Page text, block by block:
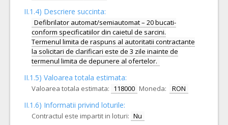
II.1.4) Descriere succinta:
Defibrilator automat/semiautomat – 20 bucati-
conform specificatiilor din caietul de sarcini.
Termenul limita de raspuns al autoritatii contractante
la solicitari de clarificari este de 3 zile inainte de
termenul limita de depunere al ofertelor.
II.1.5) Valoarea totala estimata:
Valoarea totala estimata: 118000 Moneda: RON
II.1.6) Informatii privind loturile:
Contractul este impartit in loturi: Nu